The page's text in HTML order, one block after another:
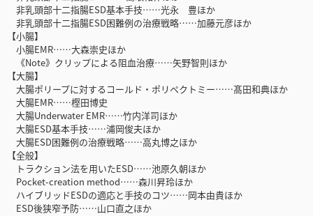
非乳頭部十二指腸ESD基本手技……光永 豊ほか
非乳頭部十二指腸ESD困難例の治療戦略……加藤元彦ほか
【小腸】
小腸EMR……大森崇史ほか
《Note》クリップによる阻血治療……矢野智則ほか
【大腸】
大腸ポリープに対するコールド・ポリペクトミー……髙田和典ほか
大腸EMR……樫田博史
大腸Underwater EMR……竹内洋司ほか
大腸ESD基本手技……浦岡俊夫ほか
大腸ESD困難例の治療戦略……高丸博之ほか
【全般】
トラクション法を用いたESD……池原久朝ほか
Pocket-creation method……森川昇玲ほか
ハイブリッドESDの適応と手技のコツ……岡本由貴ほか
ESD後狭窄予防……山口直之ほか